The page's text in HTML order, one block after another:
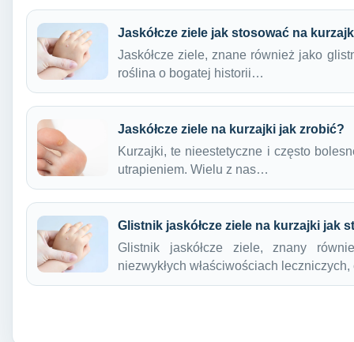
Jaskółcze ziele jak stosować na
Jaskółcze ziele, znane również jako
roślina o bogatej historii…
Jaskółcze ziele na kurzajki jak zrobić?
Kurzajki, te nieestetyczne i często
utrapieniem. Wielu z nas…
Glistnik jaskółcze ziele na kurzajki jak
Glistnik jaskółcze ziele, znany
niezwykłych właściwościach